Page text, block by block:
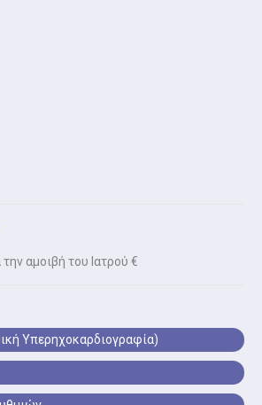
αμοιβή του Ιατρού €
Υπερηχοκαρδιογραφία)
λειτουργίας κατά τη σωματική